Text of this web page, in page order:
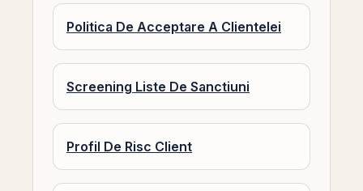
Politica De Acceptare A Clientelei
Screening Liste De Sanctiuni
Profil De Risc Client